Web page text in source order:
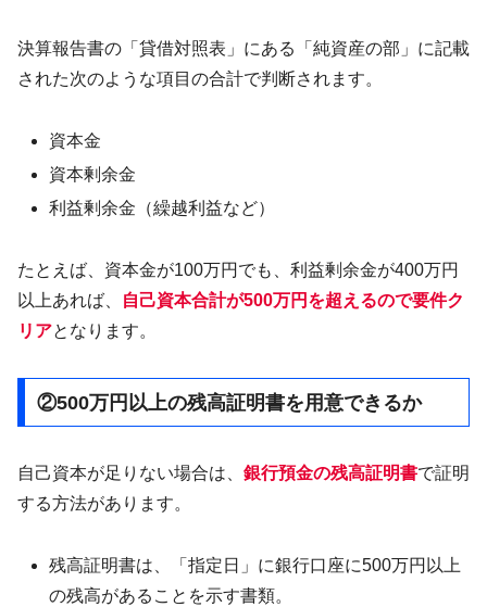
決算報告書の「貸借対照表」にある「純資産の部」に記載
された次のような項目の合計で判断されます。
資本金
資本剰余金
利益剰余金（繰越利益など）
たとえば、資本金が100万円でも、利益剰余金が400万円
以上あれば、
自己資本合計が500万円を超えるので要件ク
リアとなります。
②500万円以上の残高証明書を用意できるか
自己資本が足りない場合は、 銀行預金の残高証明書で証明
する方法があります。
残高証明書は、「指定日」に銀行口座に500万円以上
の残高があることを示す書類。